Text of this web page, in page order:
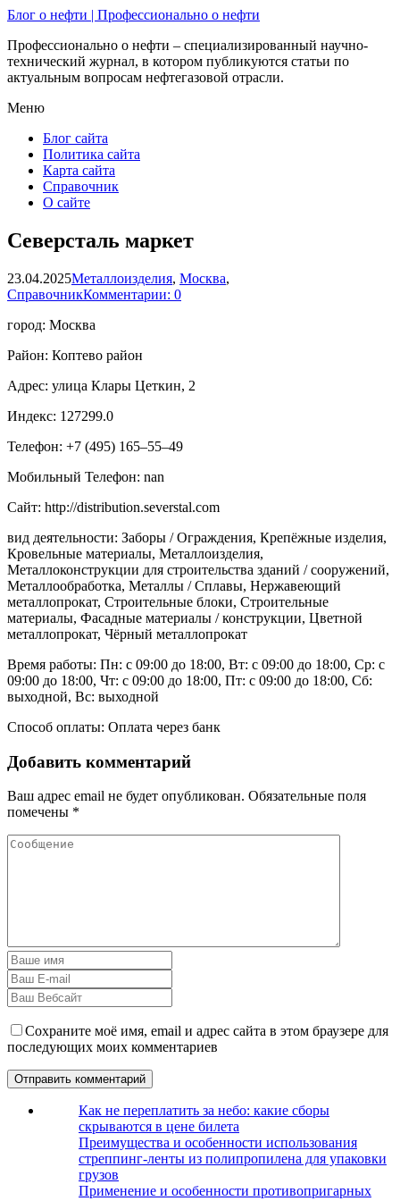
Блог о нефти | Профессионально о нефти
Профессионально о нефти – специализированный научно-
технический журнал, в котором публикуются статьи по
актуальным вопросам нефтегазовой отрасли.
Меню
Блог сайта
Политика сайта
Карта сайта
Справочник
О сайте
Северсталь маркет
23.04.2025Металлоизделия, Москва,
СправочникКомментарии: 0
город: Москва
Район: Коптево район
Адрес: улица Клары Цеткин, 2
Индекс: 127299.0
Телефон: +7 (495) 165‒55‒49
Мобильный Телефон: nan
Сайт: http://distribution.severstal.com
вид деятельности: Заборы / Ограждения, Крепёжные изделия,
Кровельные материалы, Металлоизделия,
Металлоконструкции для строительства зданий / сооружений,
Металлообработка, Металлы / Сплавы, Нержавеющий
металлопрокат, Строительные блоки, Строительные
материалы, Фасадные материалы / конструкции, Цветной
металлопрокат, Чёрный металлопрокат
Время работы: Пн: с 09:00 до 18:00, Вт: с 09:00 до 18:00, Ср: с
09:00 до 18:00, Чт: с 09:00 до 18:00, Пт: с 09:00 до 18:00, Сб:
выходной, Вс: выходной
Способ оплаты: Оплата через банк
Добавить комментарий
Ваш адрес email не будет опубликован. Обязательные поля
помечены *
Сохраните моё имя, email и адрес сайта в этом браузере для
последующих моих комментариев
Как не переплатить за небо: какие сборы
скрываются в цене билета
Преимущества и особенности использования
стреппинг-ленты из полипропилена для упаковки
грузов
Применение и особенности противопригарных